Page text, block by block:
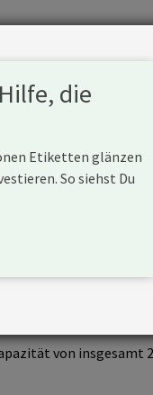
seiner
von insgesamt
die
Etiketten glänzen
So siehst Du